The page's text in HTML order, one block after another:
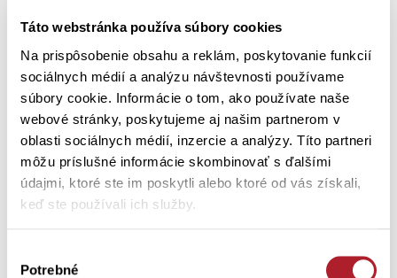
Táto webstránka používa súbory cookies
Na prispôsobenie obsahu a reklám, poskytovanie funkcií
sociálnych médií a analýzu návštevnosti používame
súbory cookie. Informácie o tom, ako používate naše
webové stránky, poskytujeme aj našim partnerom v
oblasti sociálnych médií, inzercie a analýzy. Títo partneri
môžu príslušné informácie skombinovať s ďalšími
údajmi, ktoré ste im poskytli alebo ktoré od vás získali,
keď ste používali ich služby.
súhlasu
Potrebné
pás so všitou nevymeniteľnou gumou
vhodné na spanie aj domáce nosenie
Ako ošetriť výrobok
Zákazníci si tiež kúpili